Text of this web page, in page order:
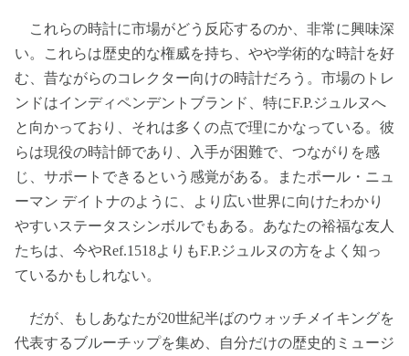
これらの時計に市場がどう反応するのか、非常に興味深
い。これらは歴史的な権威を持ち、やや学術的な時計を好
む、昔ながらのコレクター向けの時計だろう。市場のトレ
ンドはインディペンデントブランド、特にF.P.ジュルヌへ
と向かっており、それは多くの点で理にかなっている。彼
らは現役の時計師であり、入手が困難で、つながりを感
じ、サポートできるという感覚がある。またポール・ニュ
ーマン デイトナのように、より広い世界に向けたわかり
やすいステータスシンボルでもある。あなたの裕福な友人
たちは、今やRef.1518よりもF.P.ジュルヌの方をよく知っ
ているかもしれない。
だが、もしあなたが20世紀半ばのウォッチメイキングを
代表するブルーチップを集め、自分だけの歴史的ミュージ